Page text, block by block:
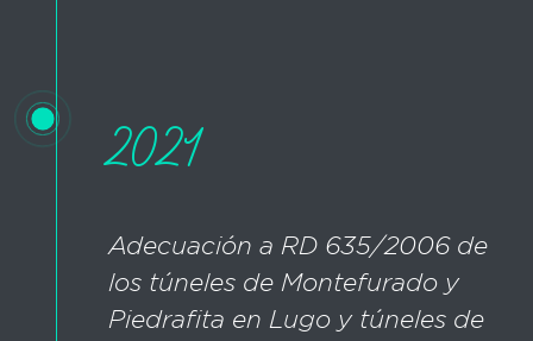
2021
Adecuación a RD 635/2006 de
los túneles de Montefurado y
Piedrafita en Lugo y túneles de